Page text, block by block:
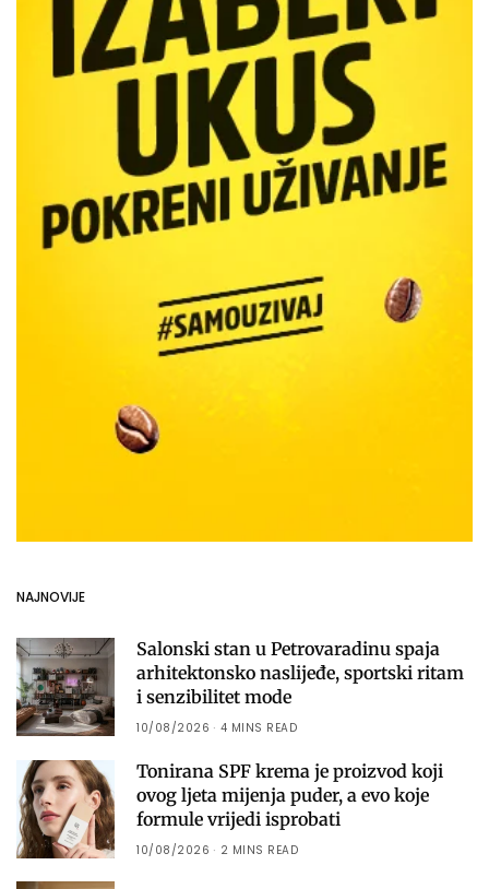
NAJNOVIJE
Salonski stan u Petrovaradinu spaja
arhitektonsko naslijeđe, sportski ritam
i senzibilitet mode
10/08/2026 4 MINS READ
Tonirana SPF krema je proizvod koji
ovog ljeta mijenja puder, a evo koje
formule vrijedi isprobati
10/08/2026 2 MINS READ